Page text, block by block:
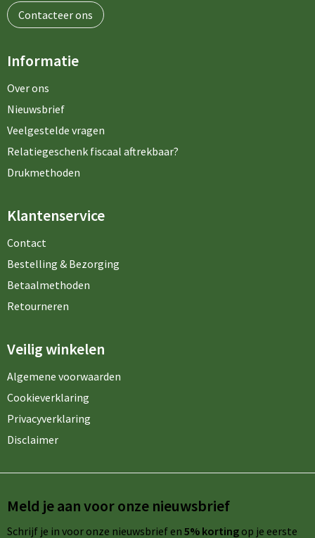
Contacteer ons
Informatie
Over ons
Nieuwsbrief
Veelgestelde vragen
Relatiegeschenk fiscaal aftrekbaar?
Drukmethoden
Klantenservice
Contact
Bestelling & Bezorging
Betaalmethoden
Retourneren
Veilig winkelen
Algemene voorwaarden
Cookieverklaring
Privacyverklaring
Disclaimer
Meld je aan voor onze nieuwsbrief
Schrijf je in voor onze nieuwsbrief en 5% kortingop je eerste